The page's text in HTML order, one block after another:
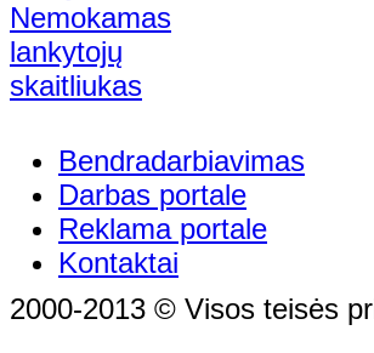
Bendradarbiavimas
Darbas portale
Reklama portale
Kontaktai
2000-2013 © Visos teisės